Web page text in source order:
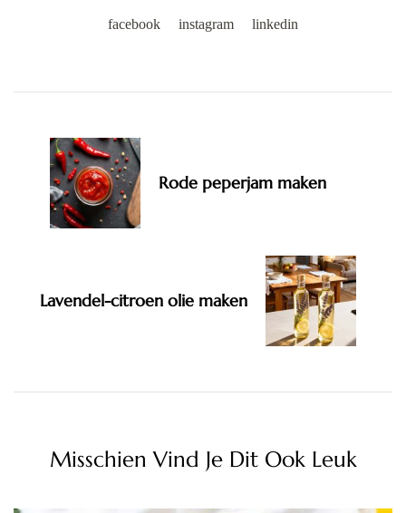
facebook instagram linkedin
Navigation
Rode peperjam maken
Lavendel-citroen olie maken
Misschien Vind Je Dit Ook Leuk